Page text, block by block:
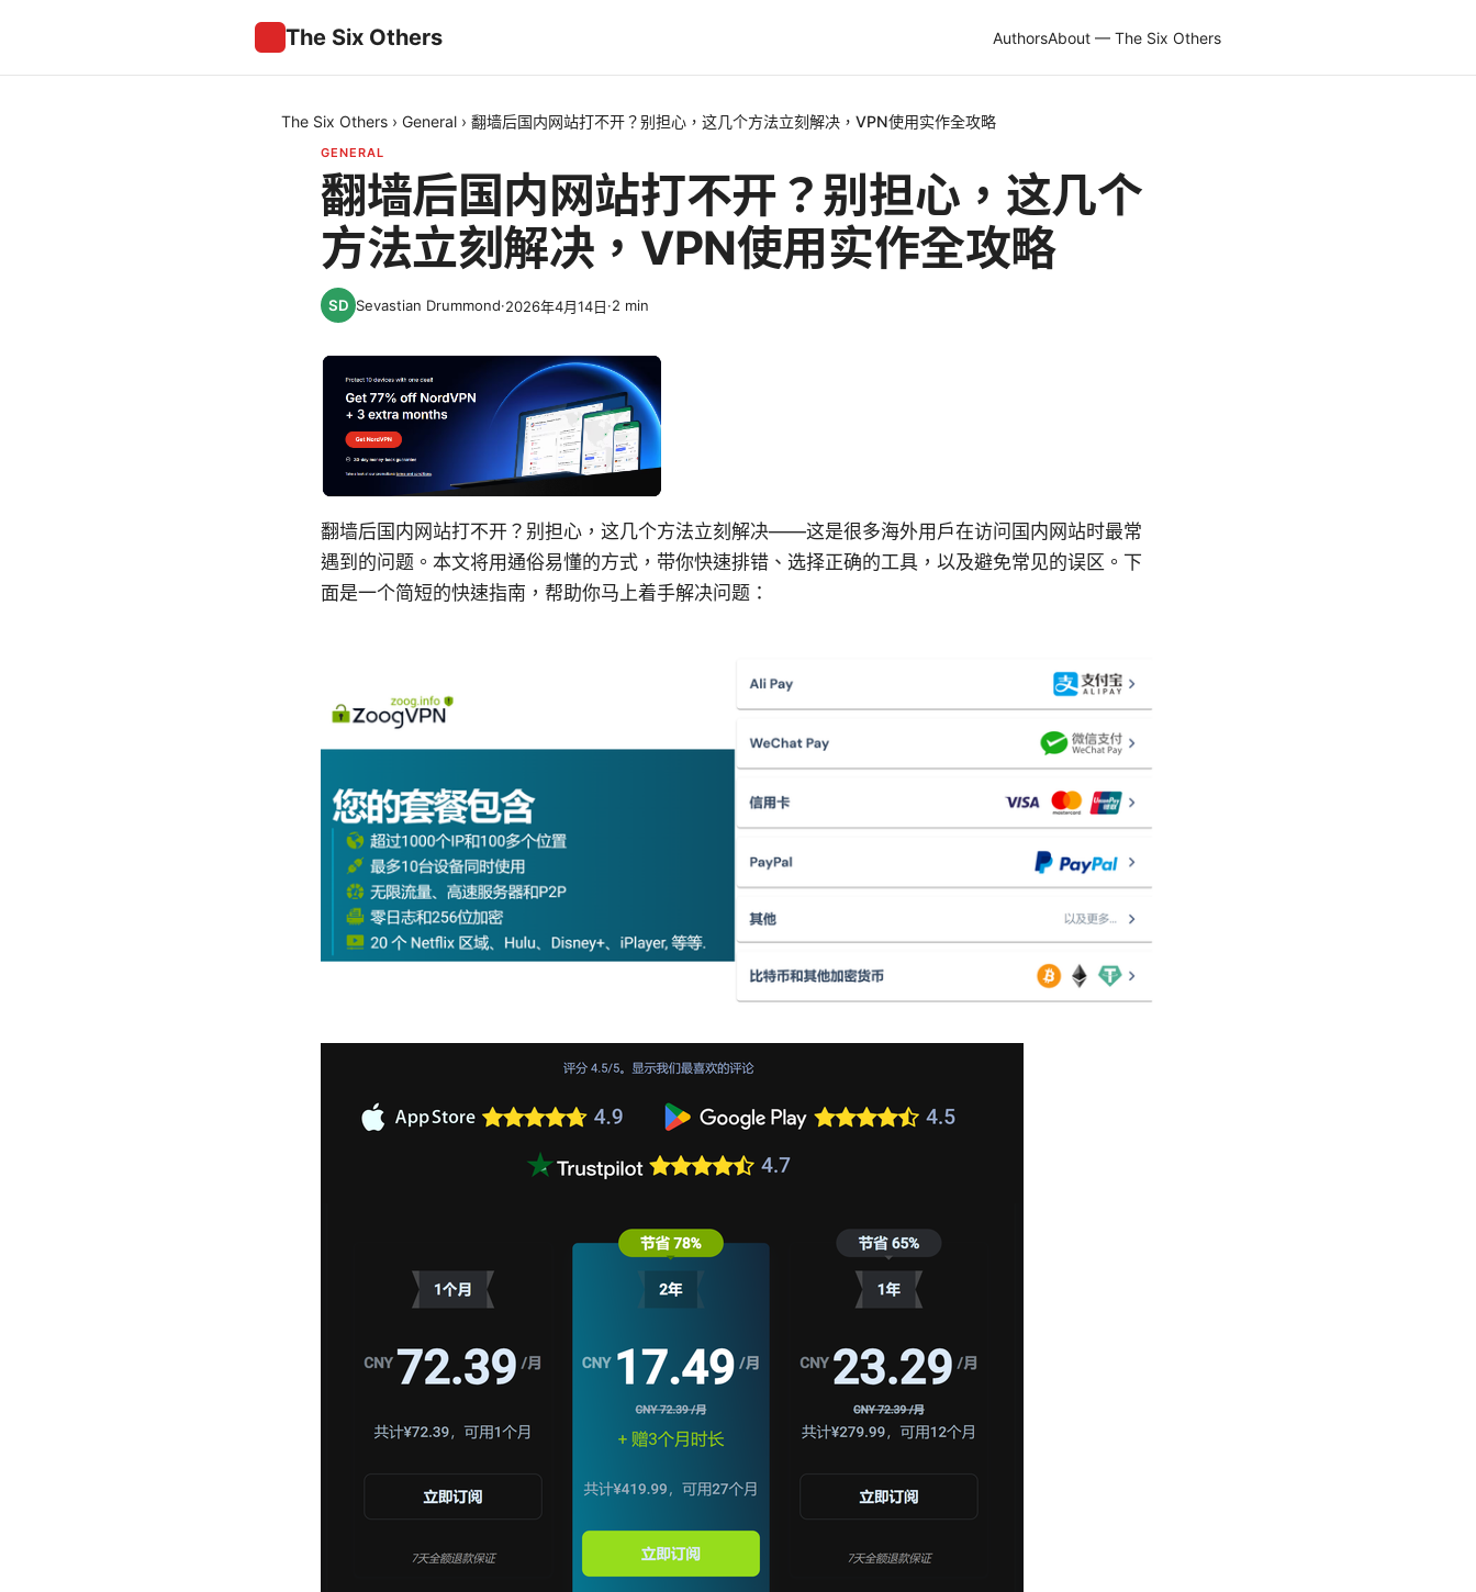
The Six Others AuthorsAbout — The Six Others
The Six Others › General › 翻墙后国内网站打不开？别担心，这几个方法立刻解决，VPN使用实作全攻略
GENERAL
翻墙后国内网站打不开？别担心，这几个
方法立刻解决，VPN使用实作全攻略
Sevastian Drummond·2026年4月14日·2 min
翻墙后国内网站打不开？别担心，这几个方法立刻解决——这是很多海外用户在访问国内网站时最常
遇到的问题。本文将用通俗易懂的方式，带你快速排错、选择正确的工具，以及避免常见的误区。下
面是一个简短的快速指南，帮助你马上着手解决问题：